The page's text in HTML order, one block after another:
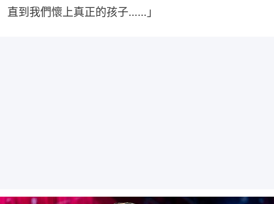
直到我們懷上真正的孩子……」